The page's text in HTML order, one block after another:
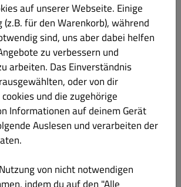
Lammfleisch mit Kreuzkümmel
羊肉 hóng mèn yáng ròu
Lammfleisch mit Reisnudeln und
羊肉 suān tāng yáng ròu
auf unserer Webseite. Einige
für den Warenkorb), während
sind, uns aber dabei helfen
zu verbessern und
arbeiten. Das Einverständnis
oder von dir
und die zugehörige
Informationen auf deinem Gerät
Auslesen und verarbeiten der
von nicht notwendigen